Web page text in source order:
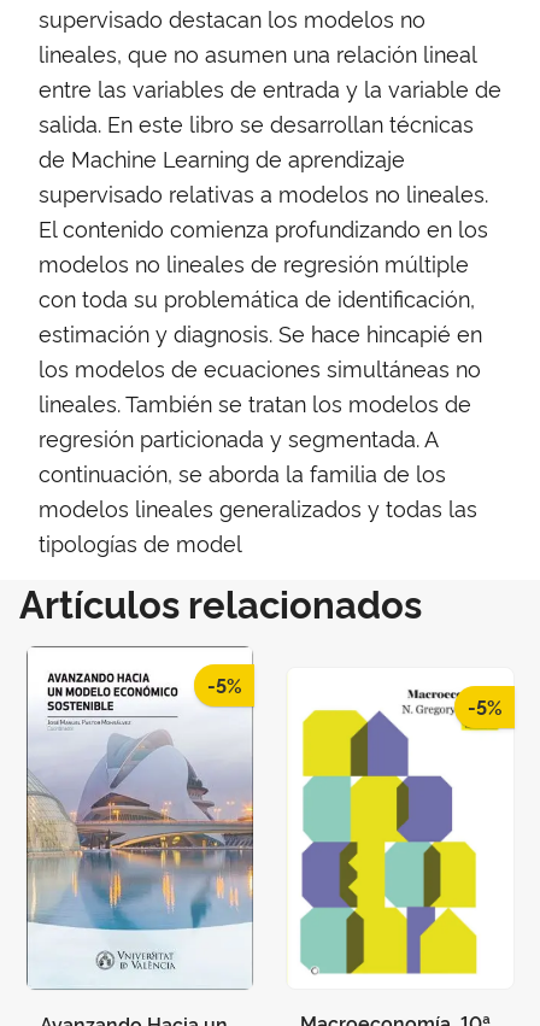
supervisado destacan los modelos no
lineales, que no asumen una relación lineal
entre las variables de entrada y la variable de
salida. En este libro se desarrollan técnicas
de Machine Learning de aprendizaje
supervisado relativas a modelos no lineales.
El contenido comienza profundizando en los
modelos no lineales de regresión múltiple
con toda su problemática de identificación,
estimación y diagnosis. Se hace hincapié en
los modelos de ecuaciones simultáneas no
lineales. También se tratan los modelos de
regresión particionada y segmentada. A
continuación, se aborda la familia de los
modelos lineales generalizados y todas las
tipologías de model
Artículos relacionados
-5%
-5%